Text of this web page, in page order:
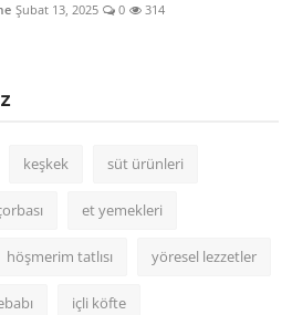
Şubat 13, 2025 0 314
keşkek süt ürünleri
et yemekleri
höşmerim tatlısı yöresel lezzetler
içli köfte